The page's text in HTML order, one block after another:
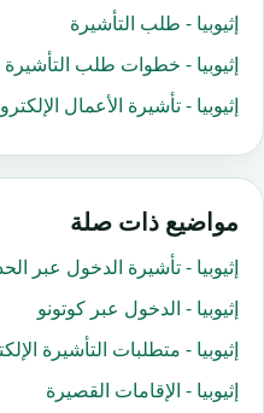
إثيوبيا - طلب التأشيرة
إثيوبيا - خطوات طلب التأشيرة
إثيوبيا - تأشيرة الأعمال
مواضيع ذات صلة
إثيوبيا - تأشيرة الدخول عبر
إثيوبيا - الدخول عبر كوتونو
إثيوبيا - متطلبات التأشيرة
إثيوبيا - الإقامات القصيرة